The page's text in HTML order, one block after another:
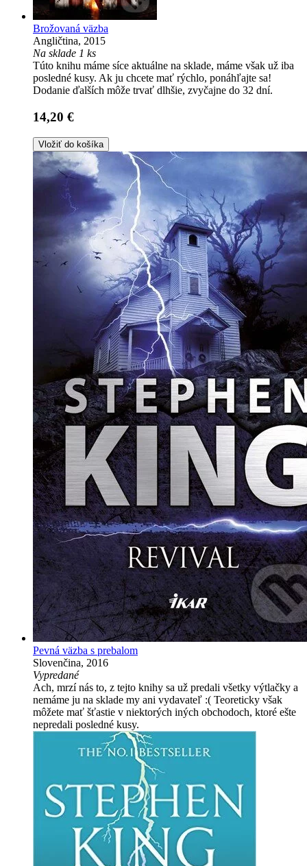
Brožovaná väzba
Angličtina, 2015
Na sklade 1 ks
Túto knihu máme síce aktuálne na sklade, máme však už iba
posledné kusy. Ak ju chcete mať rýchlo, ponáhľajte sa!
Dodanie ďalších môže trvať dlhšie, zvyčajne do 32 dní.
14,20 €
Vložiť do košíka
Pevná väzba s prebalom
Slovenčina, 2016
Vypredané
Ach, mrzí nás to, z tejto knihy sa už predali všetky výtlačky a
nemáme ju na sklade my ani vydavateľ :( Teoreticky však
môžete mať šťastie v niektorých iných obchodoch, ktoré ešte
nepredali posledné kusy.